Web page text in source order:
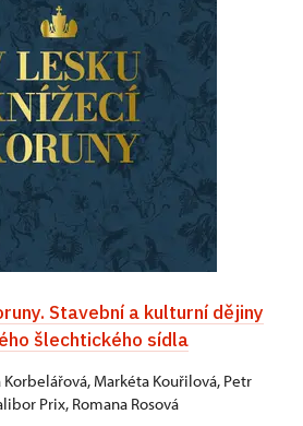
Stavební a kulturní dějiny
šlechtického sídla
Markéta Kouřilová, Petr
Prix, Romana Rosová